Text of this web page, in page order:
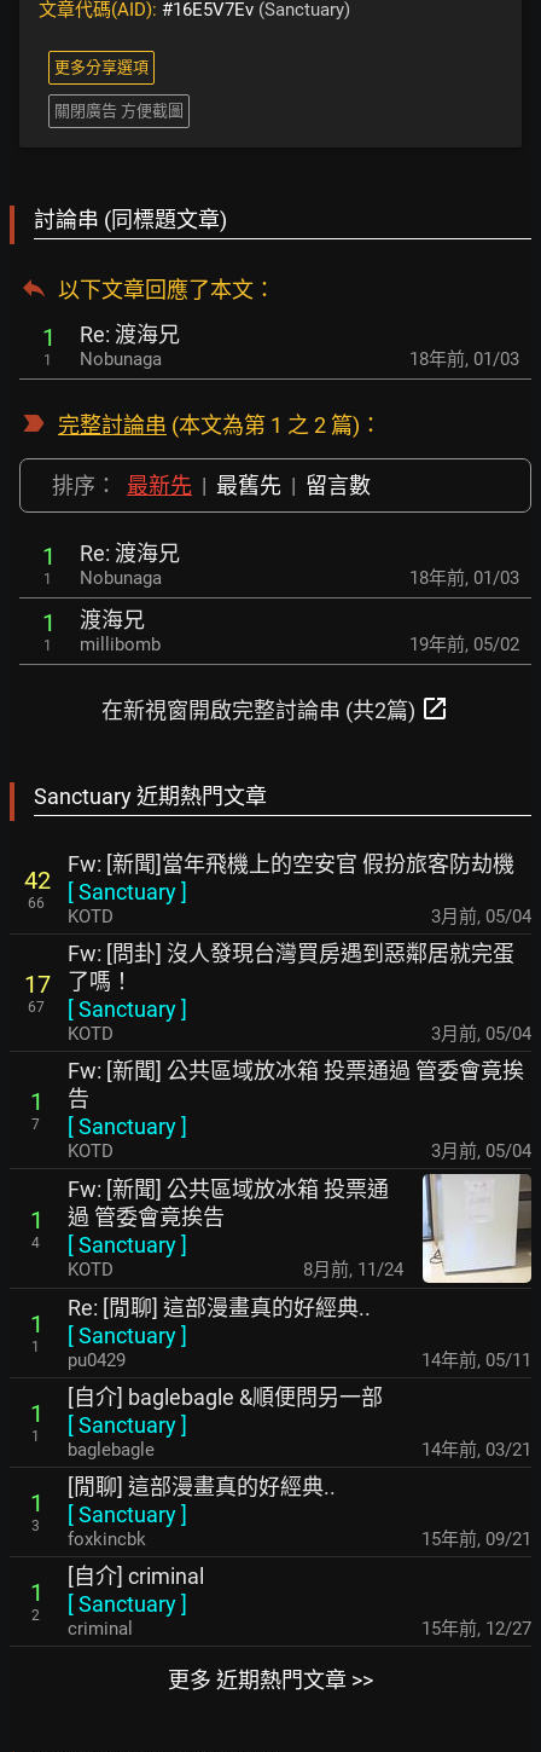
文章代碼(AID): #16E5V7Ev (Sanctuary)
更多分享選項
關閉廣告 方便截圖
討論串 (同標題文章)
以下文章回應了本文 ：
1
1
Re: 渡海兄
Nobunaga 18年前, 01/03
完整討論串 (本文為第 1 之 2 篇)：
排序： 最新先 | 最舊先 | 留言數
1
1
Re: 渡海兄
Nobunaga 18年前, 01/03
1
1
渡海兄
millibomb 19年前, 05/02
在新視窗開啟完整討論串 (共2篇) open_in_new
Sanctuary 近期熱門文章
42
66
Fw: [新聞]當年飛機上的空安官 假扮旅客防劫機
[Sanctuary]
KOTD 3月前, 05/04
17
67
Fw: [問卦] 沒人發現台灣買房遇到惡鄰居就完蛋
了嗎！
[Sanctuary]
KOTD 3月前, 05/04
1
7
Fw: [新聞] 公共區域放冰箱 投票通過 管委會竟挨
告
[Sanctuary]
KOTD 3月前, 05/04
1
4
Fw: [新聞] 公共區域放冰箱 投票通
過 管委會竟挨告
[Sanctuary]
KOTD 8月前, 11/24
1
1
Re: [閒聊] 這部漫畫真的好經典..
[Sanctuary]
pu0429 14年前, 05/11
1
1
[自介] baglebagle &順便問另一部
[Sanctuary]
baglebagle 14年前, 03/21
1
3
[閒聊] 這部漫畫真的好經典..
[Sanctuary]
foxkincbk 15年前, 09/21
1
2
[自介] criminal
[Sanctuary]
criminal 15年前, 12/27
更多 近期熱門文章 >>